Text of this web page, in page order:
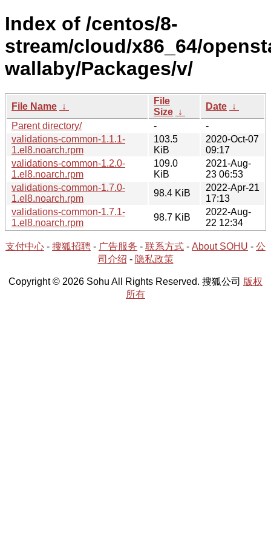
Index of /centos/8-
stream/cloud/x86_64/
wallaby/Packages/v/
File Name ↓
File
Size ↓
Date ↓
Parent directory/
-
-
validations-common-1.1.1-
1.el8.noarch.rpm
103.5
KiB
2020-Oct-07
09:17
validations-common-1.2.0-
1.el8.noarch.rpm
109.0
KiB
2021-Aug-
23 06:53
validations-common-1.7.0-
1.el8.noarch.rpm
98.4 KiB
2022-Apr-21
17:13
validations-common-1.7.1-
1.el8.noarch.rpm
98.7 KiB
2022-Aug-
22 12:34
支付中心 - 搜狐招聘 - 广告服务 - 联系方式 - About SOHU - 公
司介绍 - 隐私政策
Copyright © 2026 Sohu All Rights Reserved. 搜狐公司 版权
所有